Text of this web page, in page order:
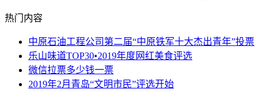
热门内容
中原石油工程公司第二届“中原铁军十大杰出青年”投票
乐山味道TOP30•2019年度网红美食评选
微信拉票多少钱一票
2019年2月青岛“文明市民”评选开始